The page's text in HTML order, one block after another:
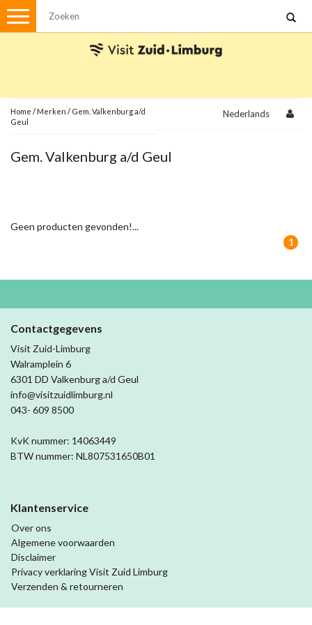
Menu
Met de auto
Spellen
Kerstpakketten
Home / Merken / Gem. Valkenburg a/d
Geul
Nederlands
Gem. Valkenburg a/d Geul
Geen producten gevonden!...
1
Contactgegevens
Visit Zuid-Limburg
Walramplein 6
6301 DD Valkenburg a/d Geul
info@visitzuidlimburg.nl
043- 609 8500
KvK nummer: 14063449
BTW nummer: NL807531650B01
Klantenservice
Over ons
Algemene voorwaarden
Disclaimer
Privacy verklaring Visit Zuid Limburg
Verzenden & retourneren